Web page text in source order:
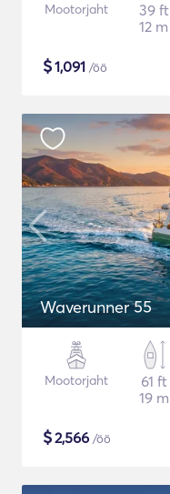
Mootorjaht
39 ft
12 m
$1,091 /öö
Waverunner 55
Mootorjaht
61 ft
19 m
$2,566 /öö